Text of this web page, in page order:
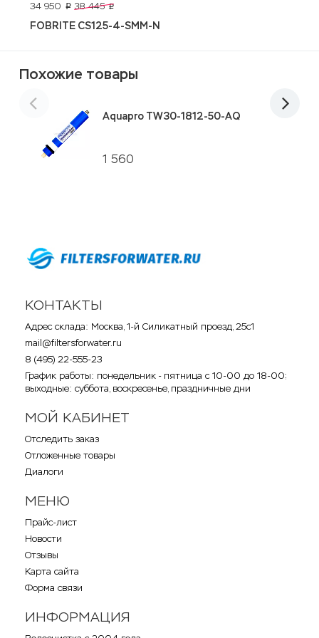
34 950 p 38 445 p
FOBRITE CS125-4-SMM-N
Похожие товары
1 560
Aquapro TW30-1812-50-AQ
КОНТАКТЫ
Адрес склада: Москва, 1-й Силикатный проезд, 25с1
mail@filtersforwater.ru
8 (495) 22-555-23
График работы: понедельник - пятница с 10-00 до 18-00;
выходные: суббота, воскресенье, праздничные дни
МОЙ КАБИНЕТ
Отследить заказ
Отложенные товары
Диалоги
МЕНЮ
Прайс-лист
Новости
Отзывы
Карта сайта
Форма связи
ИНФОРМАЦИЯ